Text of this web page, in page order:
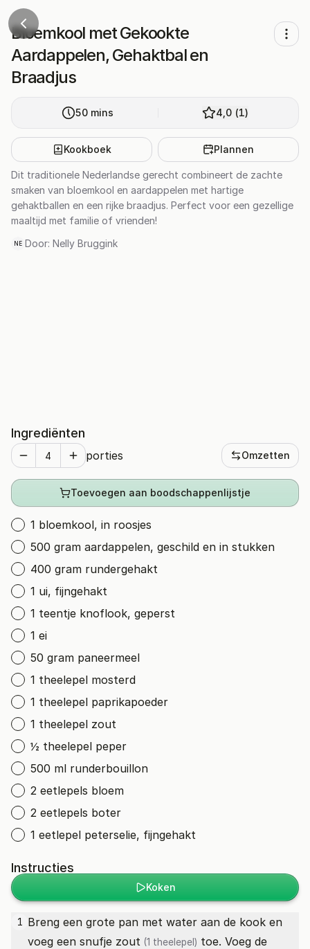
Bloemkool met Gekookte
Aardappelen, Gehaktbal en
Braadjus
50 mins 4,0 (1)
Kookboek Plannen
Dit traditionele Nederlandse gerecht combineert de zachte
smaken van bloemkool en aardappelen met hartige
gehaktballen en een rijke braadjus. Perfect voor een gezellige
maaltijd met familie of vrienden!
NE Door: Nelly Bruggink
Ingrediënten
porties Omzetten
Toevoegen aan boodschappenlijstje
1 bloemkool, in roosjes
500 gram aardappelen, geschild en in stukken
400 gram rundergehakt
1 ui, fijngehakt
1 teentje knoflook, geperst
1 ei
50 gram paneermeel
1 theelepel mosterd
1 theelepel paprikapoeder
1 theelepel zout
½ theelepel peper
500 ml runderbouillon
2 eetlepels bloem
2 eetlepels boter
1 eetlepel peterselie, fijngehakt
Instructies
Koken
1 Breng een grote pan met water aan de kook en
voeg een snufje zout (1 theelepel) toe. Voeg de